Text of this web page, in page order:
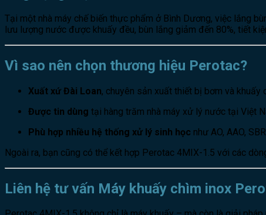
Tại một nhà máy chế biến thực phẩm ở Bình Dương, việc lắng
lưu lượng nước được khuấy đều, bùn lắng giảm đến 80%, tiết
Vì sao nên chọn thương hiệu Perotac?
Xuất xứ Đài Loan, chuyên sản xuất thiết bị bơm và khuấy
Được tin dùng tại hàng trăm nhà máy xử lý nước tại Việt
Phù hợp nhiều hệ thống xử lý sinh học như AO, AAO, SBR…
Ngoài ra, bạn cũng có thể kết hợp Perotac 4MIX-1.5 với các
Liên hệ tư vấn Máy khuấy chìm inox